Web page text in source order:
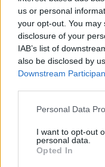
us or personal
your opt-out. You
disclosure of your
IAB’s list of
also be disclosed by
Downstream
Personal Data
I want to opt-out
personal data.
Opted In
a rendezvényre! A
az európai M&A piac
Egyesült Királyság,
tekintve közel 50
KEDVES
A keresett cikk a
tartozik, melynek
regisztrációhoz